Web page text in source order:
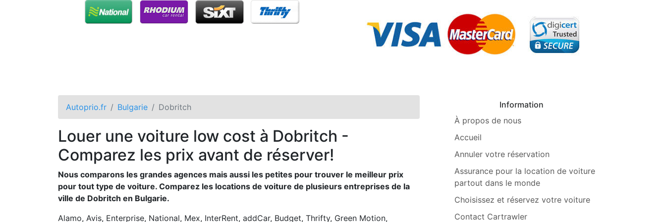
Autoprio.fr Bulgarie Dobritch
Louer une voiture low cost à Dobritch -
Comparez les prix avant de réserver!
Nous comparons les grandes agences mais aussi les petites pour trouver le meilleur prix
pour tout type de voiture. Comparez les locations de voiture de plusieurs entreprises de la
ville de Dobritch en Bulgarie.
Alamo, Avis, Enterprise, National, Mex, InterRent, addCar, Budget, Thrifty, Green Motion,
Information
À propos de nous
Accueil
Annuler votre réservation
Assurance pour la location de voiture
partout dans le monde
Choisissez et réservez votre voiture
Contact Cartrawler